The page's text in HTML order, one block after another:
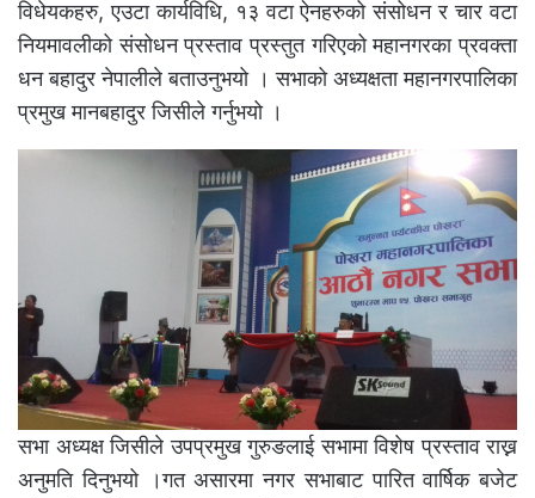
विधेयकहरु, एउटा कार्यविधि, १३ वटा ऐनहरुको संसोधन र चार वटा
नियमावलीको संसोधन प्रस्ताव प्रस्तुत गरिएको महानगरका प्रवक्ता
धन बहादुर नेपालीले बताउनुभयो । सभाको अध्यक्षता महानगरपालिका
प्रमुख मानबहादुर जिसीले गर्नुभयो ।
सभा अध्यक्ष जिसीले उपप्रमुख गुरुङलाई सभामा विशेष प्रस्ताव राख्न
अनुमति दिनुभयो ।गत असारमा नगर सभाबाट पारित वार्षिक बजेट